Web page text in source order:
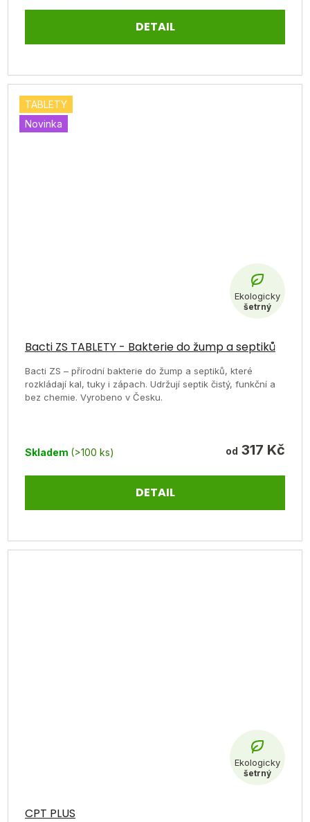
DETAIL
TABLETY
Novinka
Bacti ZS TABLETY - Bakterie do žump a septiků
Skladem (>100 ks) od 317 Kč
DETAIL
Bacti ZS – přírodní bakterie do žump a septiků, které
rozkládají kal, tuky i zápach. Udržují septik čistý, funkční a
bez chemie. Vyrobeno v Česku.
CPT PLUS